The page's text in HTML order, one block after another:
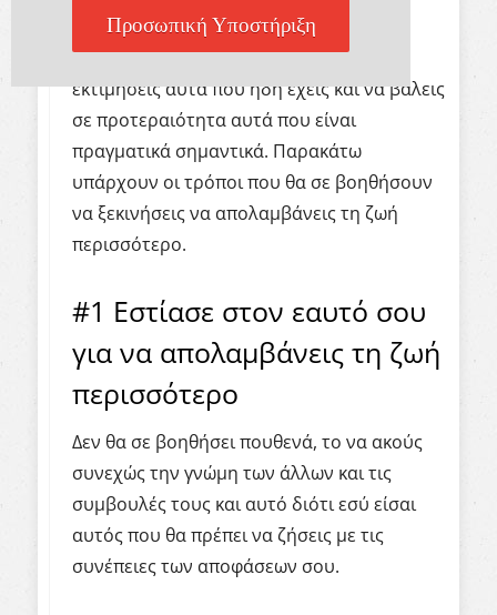
Αυτό δεν είναι κάτι που ισχύει. Για να
απολαμβάνεις τη ζωή, θα πρέπει να
εκτιμήσεις αυτά που ήδη έχεις και να βάλεις
σε προτεραιότητα αυτά που είναι
πραγματικά σημαντικά. Παρακάτω
υπάρχουν οι τρόποι που θα σε βοηθήσουν
να ξεκινήσεις να απολαμβάνεις τη ζωή
περισσότερο.
#1 Εστίασε στον εαυτό σου
για να απολαμβάνεις τη ζωή
περισσότερο
Δεν θα σε βοηθήσει πουθενά, το να ακούς
συνεχώς την γνώμη των άλλων και τις
συμβουλές τους και αυτό διότι εσύ είσαι
αυτός που θα πρέπει να ζήσεις με τις
συνέπειες των αποφάσεων σου.
Προσωπική Υποστήριξη